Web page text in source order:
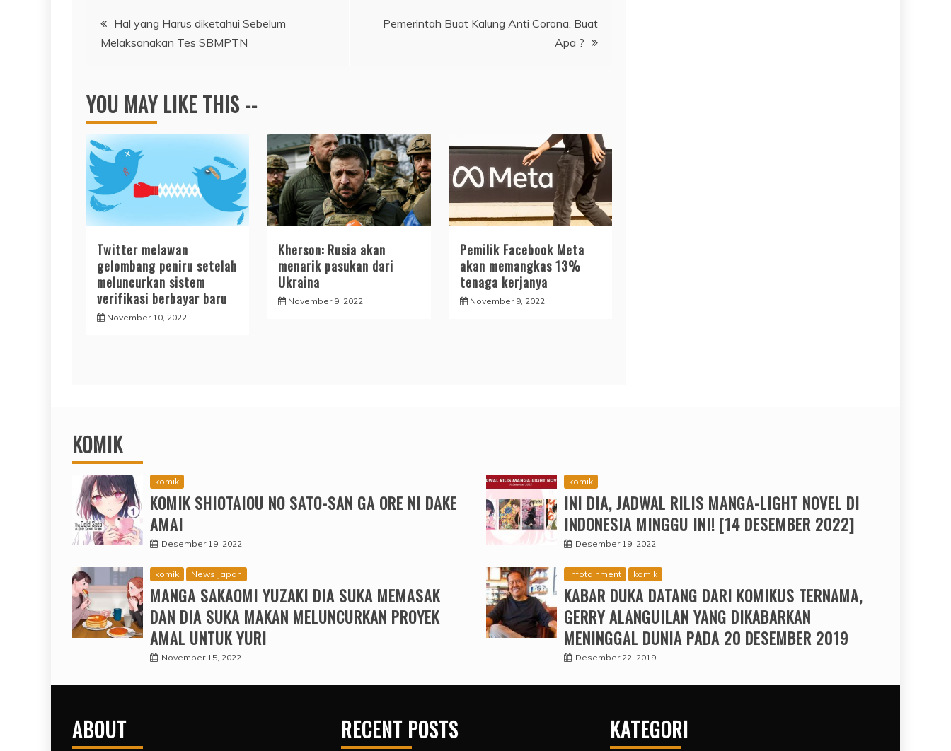
Navigasi
pos
Hal yang Harus diketahui Sebelum
Melaksanakan Tes SBMPTN
Pemerintah Buat Kalung Anti Corona. Buat
Apa ?
YOU MAY LIKE THIS --
Twitter melawan
gelombang peniru setelah
meluncurkan sistem
verifikasi berbayar baru
November 10, 2022
Kherson: Rusia akan
menarik pasukan dari
Ukraina
November 9, 2022
Pemilik Facebook Meta
akan memangkas 13%
tenaga kerjanya
November 9, 2022
KOMIK
komik
KOMIK SHIOTAIOU NO SATO-SAN GA ORE NI DAKE
AMAI
Desember 19, 2022
komik
INI DIA, JADWAL RILIS MANGA-LIGHT NOVEL DI
INDONESIA MINGGU INI! [14 DESEMBER 2022]
Desember 19, 2022
komik News Japan
MANGA SAKAOMI YUZAKI DIA SUKA MEMASAK
DAN DIA SUKA MAKAN MELUNCURKAN PROYEK
AMAL UNTUK YURI
November 15, 2022
Infotainment komik
KABAR DUKA DATANG DARI KOMIKUS TERNAMA,
GERRY ALANGUILAN YANG DIKABARKAN
MENINGGAL DUNIA PADA 20 DESEMBER 2019
Desember 22, 2019
ABOUT RECENT POSTS KATEGORI